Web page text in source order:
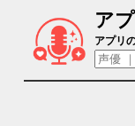
ア
坂本
アプリ